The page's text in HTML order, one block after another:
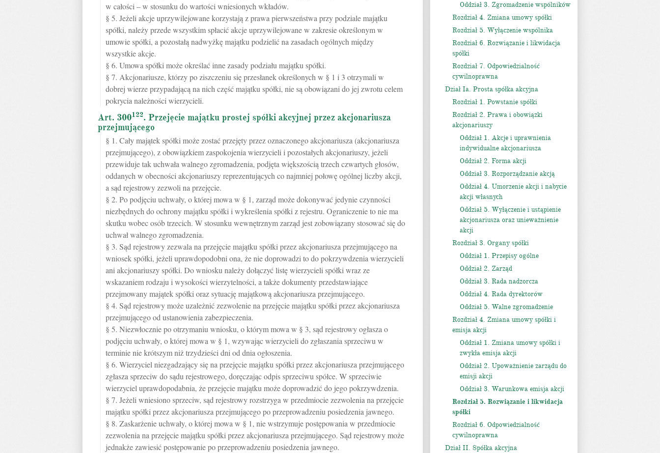
w całości – w stosunku do wartości wniesionych wkładów.
§ 5. Jeżeli akcje uprzywilejowane korzystają z prawa pierwszeństwa przy podziale majątku
spółki, należy przede wszystkim spłacić akcje uprzywilejowane w zakresie określonym w
umowie spółki, a pozostałą nadwyżkę majątku podzielić na zasadach ogólnych między
wszystkie akcje.
§ 6. Umowa spółki może określać inne zasady podziału majątku spółki.
§ 7. Akcjonariusze, którzy po ziszczeniu się przesłanek określonych w § 1 i 3 otrzymali w
dobrej wierze przypadającą na nich część majątku spółki, nie są obowiązani do jej zwrotu celem
pokrycia należności wierzycieli.
Art. 300122. Przejęcie majątku prostej spółki akcyjnej przez akcjonariusza
przejmującego
§ 1. Cały majątek spółki może zostać przejęty przez oznaczonego akcjonariusza (akcjonariusza
przejmującego), z obowiązkiem zaspokojenia wierzycieli i pozostałych akcjonariuszy, jeżeli
przewiduje tak uchwała walnego zgromadzenia, podjęta większością trzech czwartych głosów,
oddanych w obecności akcjonariuszy reprezentujących co najmniej połowę ogólnej liczby akcji,
a sąd rejestrowy zezwoli na przejęcie.
§ 2. Po podjęciu uchwały, o której mowa w § 1, zarząd może dokonywać jedynie czynności
niezbędnych do ochrony majątku spółki i wykreślenia spółki z rejestru. Ograniczenie to nie ma
skutku wobec osób trzecich. W stosunku wewnętrznym zarząd jest zobowiązany stosować się do
uchwał walnego zgromadzenia.
§ 3. Sąd rejestrowy zezwala na przejęcie majątku spółki przez akcjonariusza przejmującego na
wniosek spółki, jeżeli uprawdopodobni ona, że nie doprowadzi to do pokrzywdzenia wierzycieli
ani akcjonariuszy spółki. Do wniosku należy dołączyć listę wierzycieli spółki wraz ze
wskazaniem rodzaju i wysokości wierzytelności, a także dokumenty przedstawiające
przejmowany majątek spółki oraz sytuację majątkową akcjonariusza przejmującego.
§ 4. Sąd rejestrowy może uzależnić zezwolenie na przejęcie majątku spółki przez akcjonariusza
przejmującego od ustanowienia zabezpieczenia.
§ 5. Niezwłocznie po otrzymaniu wniosku, o którym mowa w § 3, sąd rejestrowy ogłasza o
podjęciu uchwały, o której mowa w § 1, wzywając wierzycieli do zgłaszania sprzeciwu w
terminie nie krótszym niż trzydzieści dni od dnia ogłoszenia.
§ 6. Wierzyciel niezgadzający się na przejęcie majątku spółki przez akcjonariusza przejmującego
zgłasza sprzeciw do sądu rejestrowego, doręczając odpis sprzeciwu spółce. W sprzeciwie
wierzyciel uprawdopodabnia, że przejęcie majątku może doprowadzić do jego pokrzywdzenia.
§ 7. Jeżeli wniesiono sprzeciw, sąd rejestrowy rozstrzyga w przedmiocie zezwolenia na przejęcie
majątku spółki przez akcjonariusza przejmującego po przeprowadzeniu posiedzenia jawnego.
§ 8. Zaskarżenie uchwały, o której mowa w § 1, nie wstrzymuje postępowania w przedmiocie
zezwolenia na przejęcie majątku spółki przez akcjonariusza przejmującego. Sąd rejestrowy może
jednakże zawiesić postępowanie po przeprowadzeniu posiedzenia jawnego.
Oddział 3. Zgromadzenie wspólników
Rozdział 4. Zmiana umowy spółki
Rozdział 5. Wyłączenie wspólnika
Rozdział 6. Rozwiązanie i likwidacja
spółki
Rozdział 7. Odpowiedzialność
cywilnoprawna
Dział Ia. Prosta spółka akcyjna
Rozdział 1. Powstanie spółki
Rozdział 2. Prawa i obowiązki
akcjonariuszy
Oddział 1. Akcje i uprawnienia
indywidualne akcjonariusza
Oddział 2. Forma akcji
Oddział 3. Rozporządzanie akcją
Oddział 4. Umorzenie akcji i nabycie
akcji własnych
Oddział 5. Wyłączenie i ustąpienie
akcjonariusza oraz unieważnienie
akcji
Rozdział 3. Organy spółki
Oddział 1. Przepisy ogólne
Oddział 2. Zarząd
Oddział 3. Rada nadzorcza
Oddział 4. Rada dyrektorów
Oddział 5. Walne zgromadzenie
Rozdział 4. Zmiana umowy spółki i
emisja akcji
Oddział 1. Zmiana umowy spółki i
zwykła emisja akcji
Oddział 2. Upoważnienie zarządu do
emisji akcji
Oddział 3. Warunkowa emisja akcji
Rozdział 5. Rozwiązanie i likwidacja
spółki
Rozdział 6. Odpowiedzialność
cywilnoprawna
Dział II. Spółka akcyjna